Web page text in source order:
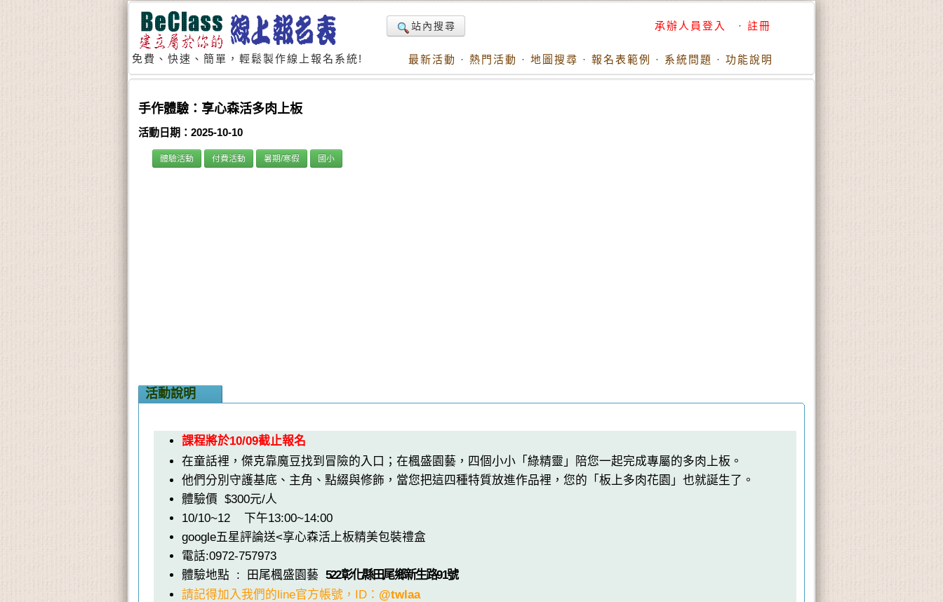
免費、快速、簡單，輕鬆製作線上報名系統!
站內搜尋 承辦人員登入 · 註冊
最新活動 · 熱門活動 · 地圖搜尋 · 報名表範例 · 系統問題 · 功能說明
手作體驗：享心森活多肉上板
活動日期：2025-10-10
體驗活動 付費活動 暑期/寒假 國小
活動說明
課程將於10/09截止報名
在童話裡，傑克靠魔豆找到冒險的入口；在楓盛園藝，四個小小「綠精靈」陪您一起完成專屬的多肉上板。
他們分別守護基底、主角、點綴與修飾，當您把這四種特質放進作品裡，您的「板上多肉花園」也就誕生了。
體驗價 $300元/人
10/10~12 下午13:00~14:00
google五星評論送<享心森活上板精美包裝禮盒
電話:0972-757973
體驗地點 : 田尾楓盛園藝 522彰化縣田尾鄉新生路91號
請記得加入我們的line官方帳號，ID： @twlaa